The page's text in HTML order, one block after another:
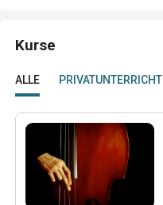
Kurse
ALLE PRIVATUNTERRICHT